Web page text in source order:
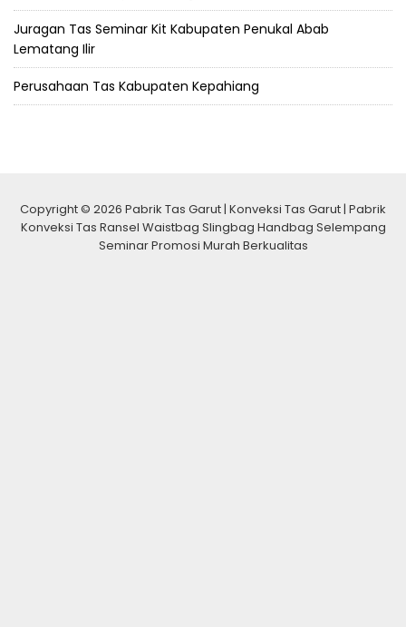
Juragan Tas Seminar Kit Kabupaten Penukal Abab
Lematang Ilir
Perusahaan Tas Kabupaten Kepahiang
Copyright © 2026 Pabrik Tas Garut | Konveksi Tas Garut | Pabrik
Konveksi Tas Ransel Waistbag Slingbag Handbag Selempang
Seminar Promosi Murah Berkualitas